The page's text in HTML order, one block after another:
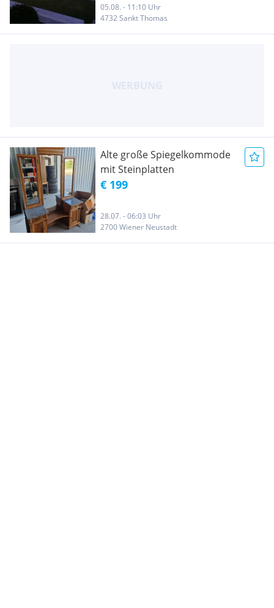
05.08. - 11:10 Uhr
4732 Sankt Thomas
Alte große Spiegelkommode
mit Steinplatten
€ 199
28.07. - 06:03 Uhr
2700 Wiener Neustadt